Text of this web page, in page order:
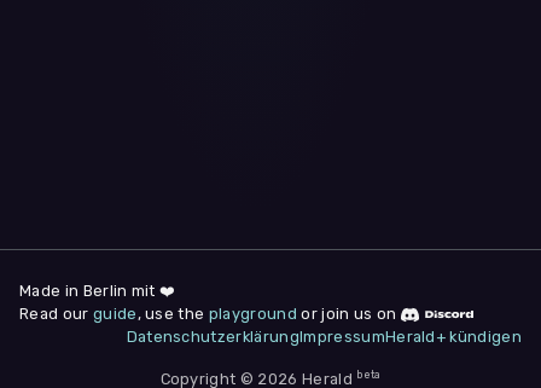
deine Zustimmung jederzeit unter "
am Seitenende widerrufen.
Nur notwendige
Made in Berlin mit ❤️
Read our guide , use the playground or join us on
DatenschutzerklärungImpressumHerald+ kündigen
Copyright © 2026 Herald beta